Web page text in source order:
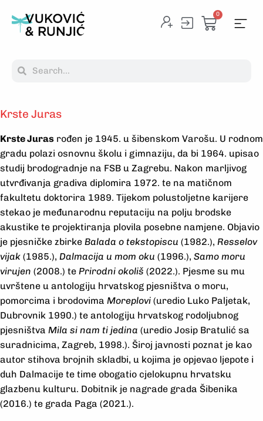
0
Krste Juras
Krste Juras rođen je 1945. u šibenskom Varošu. U rodnom
gradu polazi osnovnu školu i gimnaziju, da bi 1964. upisao
studij brodogradnje na FSB u Zagrebu. Nakon marljivog
utvrđivanja gradiva diplomira 1972. te na matičnom
fakultetu doktorira 1989. Tijekom polustoljetne karijere
stekao je međunarodnu reputaciju na polju brodske
akustike te projektiranja plovila posebne namjene. Objavio
je pjesničke zbirke Balada o tekstopiscu (1982.), Resselov
vijak (1985.), Dalmacija u mom oku (1996.), Samo moru
virujen (2008.) te Prirodni okoliš (2022.). Pjesme su mu
uvrštene u antologiju hrvatskog pjesništva o moru,
pomorcima i brodovima Moreplovi (uredio Luko Paljetak,
Dubrovnik 1990.) te antologiju hrvatskog rodoljubnog
pjesništva Mila si nam ti jedina (uredio Josip Bratulić sa
suradnicima, Zagreb, 1998.). Široj javnosti poznat je kao
autor stihova brojnih skladbi, u kojima je opjevao ljepote i
duh Dalmacije te time obogatio cjelokupnu hrvatsku
glazbenu kulturu. Dobitnik je nagrade grada Šibenika
(2016.) te grada Paga (2021.).